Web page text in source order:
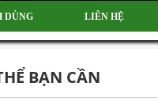
DÙNG LIÊN HỆ
BẠN CẦN